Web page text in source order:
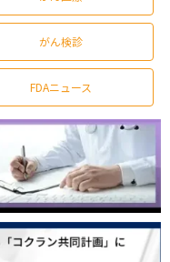
がん検診
FDAニュース